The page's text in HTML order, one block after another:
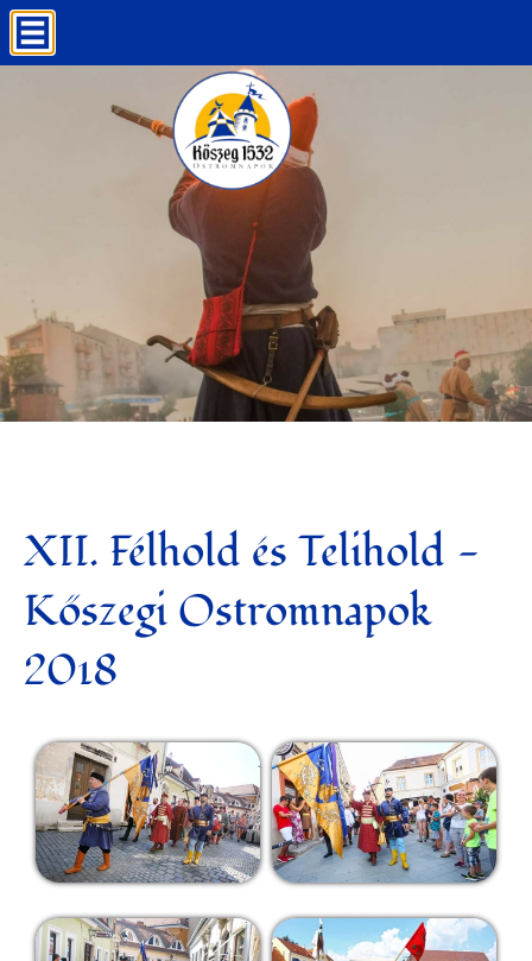
XII. Félhold és Telihold -
Kőszegi Ostromnapok
2018